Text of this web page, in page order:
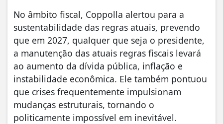
No âmbito fiscal, Coppolla alertou para a
sustentabilidade das regras atuais, prevendo
que em 2027, qualquer que seja o presidente,
a manutenção das atuais regras fiscais levará
ao aumento da dívida pública, inflação e
instabilidade econômica. Ele também pontuou
que crises frequentemente impulsionam
mudanças estruturais, tornando o
politicamente impossível em inevitável.